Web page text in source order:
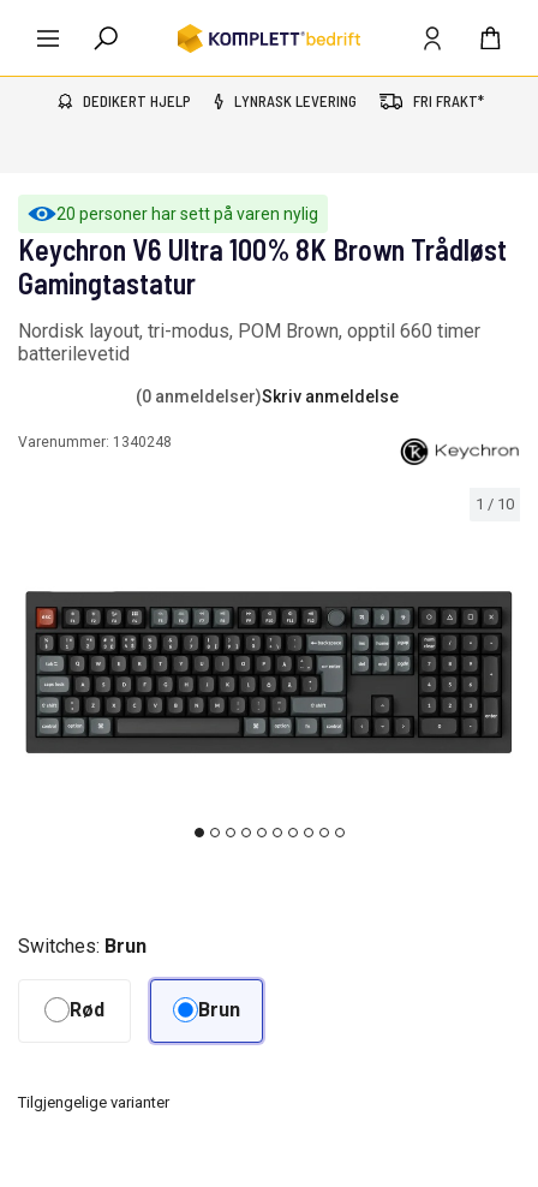
DEDIKERT HJELP LYNRASK LEVERING FRI FRAKT*
20 personer har sett på varen nylig
1 / 10
Keychron V6 Ultra 100% 8K Brown Trådløst
Gamingtastatur
Nordisk layout, tri-modus, POM Brown, opptil 660 timer
batterilevetid
(0 anmeldelser)Skriv anmeldelse
Varenummer: 1340248
Switches: Brun
Rød Brun
Tilgjengelige varianter